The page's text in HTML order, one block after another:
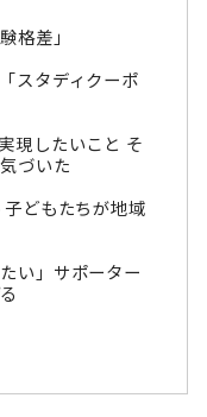
格差」
スタディクーポ
現したいこと そ
づいた
どもたちが地域
い」サポーター